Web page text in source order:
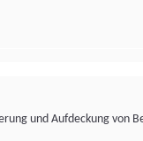
wirtschaftlichen
als digitalen
die in
sich in unserer
Bereitstellung unserer
und Aufdeckung von